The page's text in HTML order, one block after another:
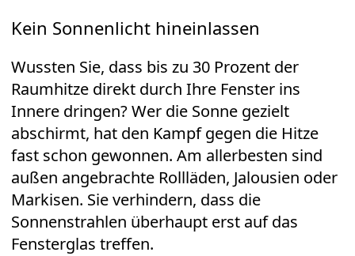
Kein Sonnenlicht hineinlassen
Wussten Sie, dass bis zu 30 Prozent der
Raumhitze direkt durch Ihre Fenster ins
Innere dringen? Wer die Sonne gezielt
abschirmt, hat den Kampf gegen die Hitze
fast schon gewonnen. Am allerbesten sind
außen angebrachte Rollläden, Jalousien oder
Markisen. Sie verhindern, dass die
Sonnenstrahlen überhaupt erst auf das
Fensterglas treffen.